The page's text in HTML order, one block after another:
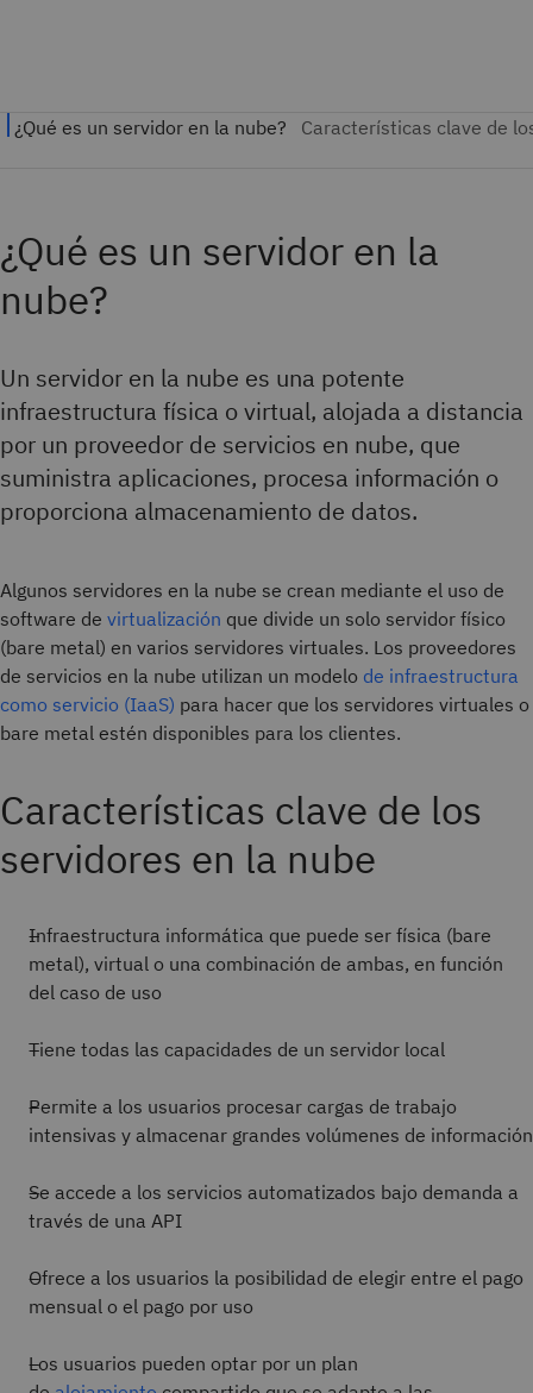
¿Qué es un servidor en la
nube?
Un servidor en la nube es una potente
infraestructura física o virtual, alojada a distancia
por un proveedor de servicios en nube, que
suministra aplicaciones, procesa información o
proporciona almacenamiento de datos.
Algunos servidores en la nube se crean mediante el uso de
software de virtualización que divide un solo servidor físico
(bare metal) en varios servidores virtuales. Los proveedores
de servicios en la nube utilizan un modelo de infraestructura
como servicio (IaaS) para hacer que los servidores virtuales o
bare metal estén disponibles para los clientes.
Características clave de los
servidores en la nube
Infraestructura informática que puede ser física (bare
metal), virtual o una combinación de ambas, en función
del caso de uso
Tiene todas las capacidades de un servidor local
Permite a los usuarios procesar cargas de trabajo
intensivas y almacenar grandes volúmenes de información
Se accede a los servicios automatizados bajo demanda a
través de una API
Ofrece a los usuarios la posibilidad de elegir entre el pago
mensual o el pago por uso
Los usuarios pueden optar por un plan